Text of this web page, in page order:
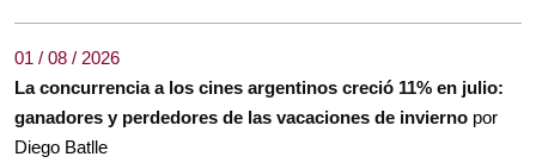
01 / 08 / 2026
La concurrencia a los cines argentinos creció 11% en julio:
ganadores y perdedores de las vacaciones de invierno por
Diego Batlle